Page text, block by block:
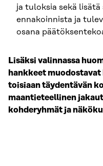
ja tuloksia sekä
ennakoinnista ja
osana
Lisäksi valinnassa
hankkeet
toisiaan täydentävän
maantieteellinen
kohderyhmät ja